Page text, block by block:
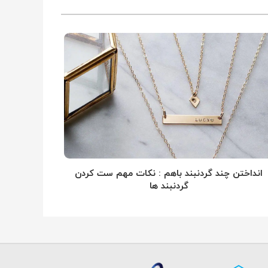
انداختن چند گردنبند باهم : نکات مهم ست کردن
گردنبند ها